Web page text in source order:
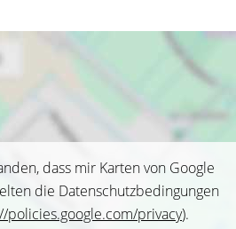
dass mir Karten von Google
die Datenschutzbedingungen
policies.google.com/privacy).